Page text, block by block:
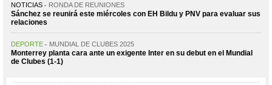
NOTICIAS RONDA DE REUNIONES
Sánchez se reunirá este miércoles con EH Bildu y PNV para evaluar sus
relaciones
DEPORTE MUNDIAL DE CLUBES 2025
Monterrey planta cara ante un exigente Inter en su debut en el Mundial
de Clubes (1-1)